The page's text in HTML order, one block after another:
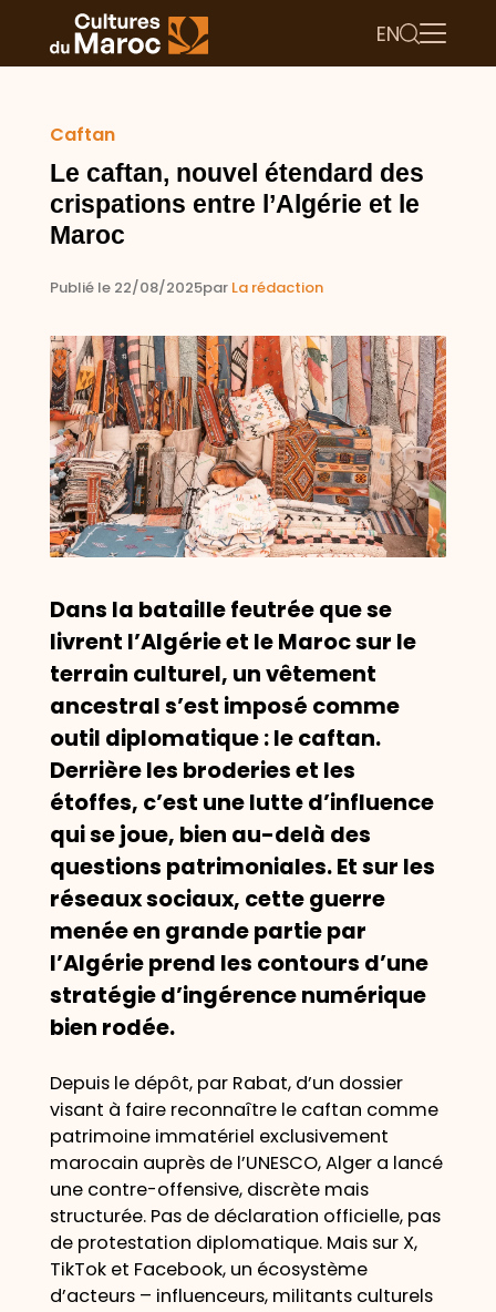
EN
Caftan
Le caftan, nouvel étendard des
crispations entre l’Algérie et le
Maroc
Publié le 22/08/2025par La rédaction
Dans la bataille feutrée que se
livrent l’Algérie et le Maroc sur le
terrain culturel, un vêtement
ancestral s’est imposé comme
outil diplomatique : le caftan.
Derrière les broderies et les
étoffes, c’est une lutte d’influence
qui se joue, bien au-delà des
questions patrimoniales. Et sur les
réseaux sociaux, cette guerre
menée en grande partie par
l’Algérie prend les contours d’une
stratégie d’ingérence numérique
bien rodée.
Depuis le dépôt, par Rabat, d’un dossier
visant à faire reconnaître le caftan comme
patrimoine immatériel exclusivement
marocain auprès de l’UNESCO, Alger a lancé
une contre-offensive, discrète mais
structurée. Pas de déclaration officielle, pas
de protestation diplomatique. Mais sur X,
TikTok et Facebook, un écosystème
d’acteurs – influenceurs, militants culturels